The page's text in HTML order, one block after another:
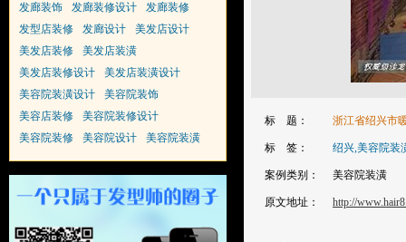
发廊装饰 发廊装修设计
发廊装修
发型店装修
发廊设计
美发店设计
美发店装修
美发店装潢
美发店装修设计
美发店装潢设计
美容院装潢设计
美容院装饰
美容店装修
美容院装修设计
美容院装修
美容院设计 美容院装潢
标 题： 浙江省绍兴市
标 签： 绍兴,美容院装
案例类别： 美容院装潢
原文地址： http://